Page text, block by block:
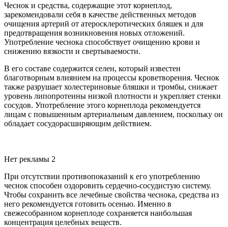
Чеснок и средства, содержащие этот корнеплод,
зарекомендовали себя в качестве действенных методов
очищения артерий от атеросклеротических бляшек и для
предотвращения возникновения новых отложений.
Употребление чеснока способствует очищению крови и
снижению вязкости и свертываемости.
В его составе содержится селен, который известен
благотворным влиянием на процессы кроветворения. Чеснок
также разрушает холестериновые бляшки и тромбы, снижает
уровень липопротеины низкой плотности и укрепляет стенки
сосудов. Употребление этого корнеплода рекомендуется
лицам с повышенным артериальным давлением, поскольку он
обладает сосудорасширяющим действием.
Нет рекламы 2
При отсутствии противопоказаний к его употреблению
чеснок способен оздоровить сердечно-сосудистую систему.
Чтобы сохранить все лечебные свойства чеснока, средства из
него рекомендуется готовить осенью. Именно в
свежесобранном корнеплоде сохраняется наибольшая
концентрация целебных веществ.